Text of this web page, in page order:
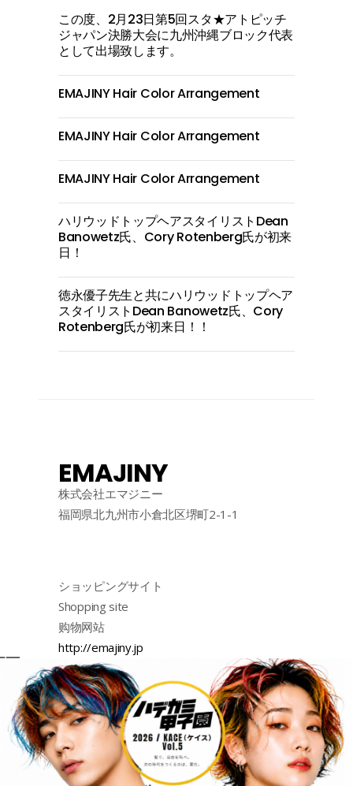
この度、2月23日第5回スタ★アトピッチ
ジャパン決勝大会に九州沖縄ブロック代表
として出場致します。
EMAJINY Hair Color Arrangement
EMAJINY Hair Color Arrangement
EMAJINY Hair Color Arrangement
ハリウッドトップヘアスタイリストDean
Banowetz氏、Cory Rotenberg氏が初来
日！
徳永優子先生と共にハリウッドトップヘア
スタイリストDean Banowetz氏、Cory
Rotenberg氏が初来日！！
EMAJINY
株式会社エマジニー
福岡県北九州市小倉北区堺町2-1-1
ショッピングサイト
Shopping site
购物网站
http://emajiny.jp